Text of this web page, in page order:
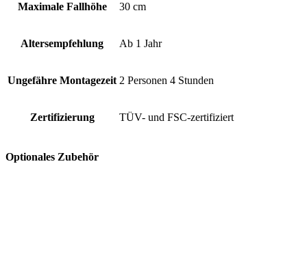
Maximale Fallhöhe 30 cm
Altersempfehlung Ab 1 Jahr
Ungefähre Montagezeit 2 Personen 4 Stunden
Zertifizierung TÜV- und FSC-zertifiziert
Optionales Zubehör